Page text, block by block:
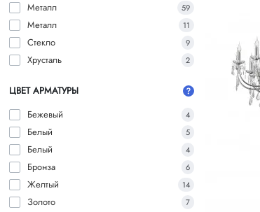
Металл
59
Металл 11
Стекло 9
Хрусталь 2
ЦВЕТ АРМАТУРЫ
Бежевый
4
Белый 5
Белый 4
Бронза 6
Желтый 14
Золото 7